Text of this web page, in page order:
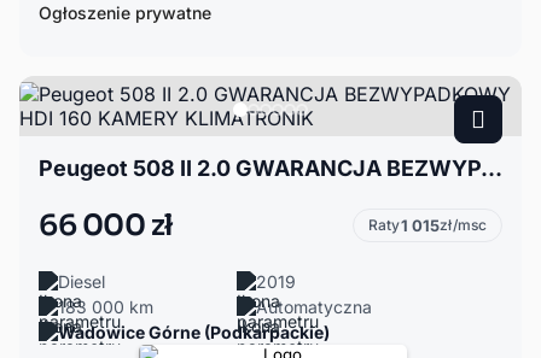
Ogłoszenie prywatne
Peugeot 508 II 2.0 GWARANCJA BEZWYPADKOWY HDI 160 KAMERY KLIMATRONIK
66 000 zł Raty1 015zł/msc
Diesel
2019
183 000 km
Automatyczna
Wadowice Górne (Podkarpackie)